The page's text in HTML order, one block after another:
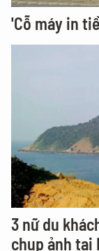
'Cỗ máy in
3 nữ du
chụp ảnh tại